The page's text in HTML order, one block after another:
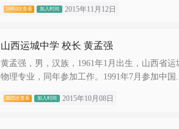
19953次查看 加入时间 2015年11月12日
山西运城中学 校长 黄孟强
黄孟强，男，汉族，1961年1月出生，山西省
物理专业，同年参加工作。1991年7月参加中国
8825次查看 加入时间 2015年10月08日